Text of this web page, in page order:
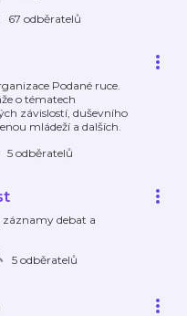
67 odběratelů
Podané ruce.
o tématech
závislostí, duševního
mládeží a dalších.
5 odběratelů
záznamy debat a
5 odběratelů